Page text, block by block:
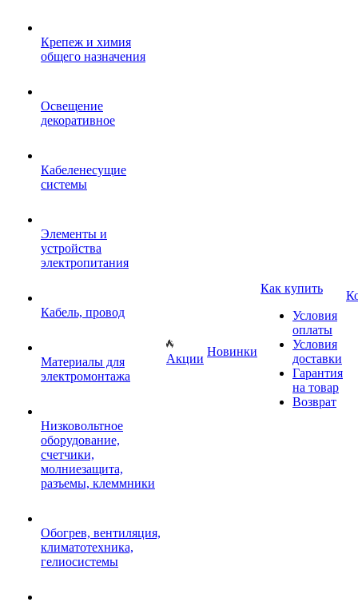
Крепеж и химия
общего назначения
Освещение
декоративное
Кабеленесущие
системы
Элементы и
устройства
электропитания
Кабель, провод
Материалы для
электромонтажа
Низковольтное
оборудование,
счетчики,
молниезащита,
разъемы, клеммники
Обогрев, вентиляция,
климатотехника,
гелиосистемы
Акции
Новинки
Как купить
Условия
оплаты
Условия
доставки
Гарантия
на товар
Возврат